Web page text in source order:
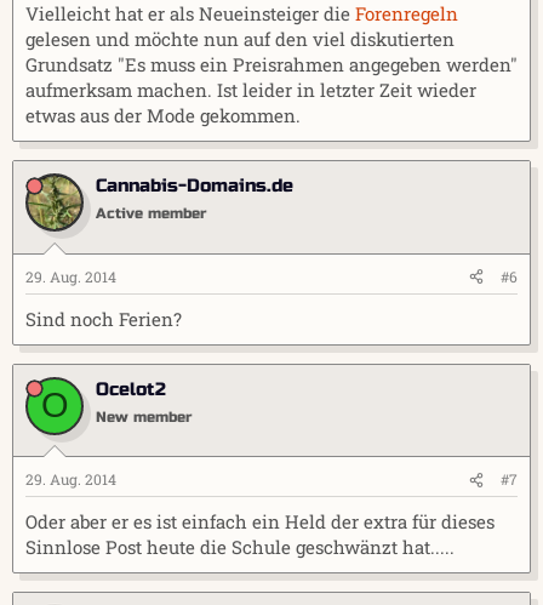
Vielleicht hat er als Neueinsteiger die Forenregeln
gelesen und möchte nun auf den viel diskutierten
Grundsatz "Es muss ein Preisrahmen angegeben werden"
aufmerksam machen. Ist leider in letzter Zeit wieder
etwas aus der Mode gekommen.
Cannabis-Domains.de
Active member
29. Aug. 2014 #6
Sind noch Ferien?
O Ocelot2
New member
29. Aug. 2014 #7
Oder aber er es ist einfach ein Held der extra für dieses
Sinnlose Post heute die Schule geschwänzt hat.....